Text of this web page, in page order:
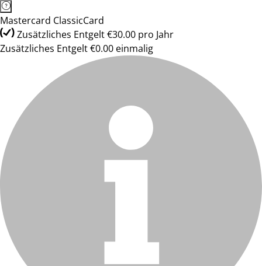
Mastercard ClassicCard
Zusätzliches Entgelt €30.00 pro Jahr
Zusätzliches Entgelt €0.00 einmalig